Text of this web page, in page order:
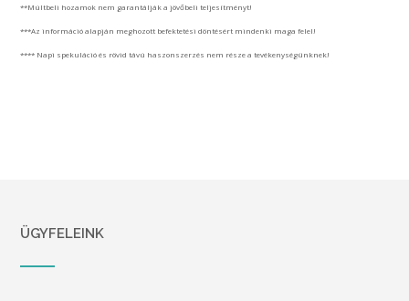
**Múltbeli hozamok nem garantálják a jövőbeli teljesítményt!
***Az információ alapján meghozott befektetési döntésért mindenki maga felel!
**** Napi spekuláció és rövid távú haszonszerzés nem része a tevékenységünknek!
ÜGYFELEINK